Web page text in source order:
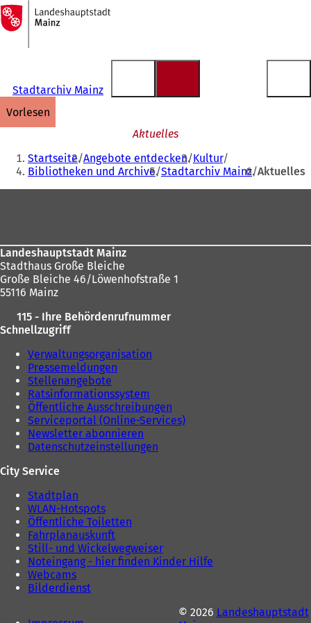
Inhalt anspringen
Zur
Startseite
Stadtarchiv Mainz
vorlesen
Aktuelles
Sie
befinden
sich
Startseite Angebote entdecken Kultur
Bibliotheken und Archive Stadtarchiv Mainz Aktuelles
Landeshauptstadt Mainz
Stadthaus Große Bleiche
Große Bleiche 46/Löwenhofstraße 1
55116 Mainz
115 - Ihre Behördenrufnummer
Schnellzugriff
Verwaltungsorganisation
Pressemeldungen
Stellenangebote
Ratsinformationssystem
Öffentliche Ausschreibungen
Serviceportal (Online-Services)
Newsletter abonnieren
Datenschutzeinstellungen
City Service
Stadtplan
WLAN-Hotspots
Öffentliche Toiletten
Fahrplanauskunft
Still- und Wickelwegweiser
Noteingang - hier finden Kinder Hilfe
Webcams
Bilderdienst
© 2026 Landeshauptstadt